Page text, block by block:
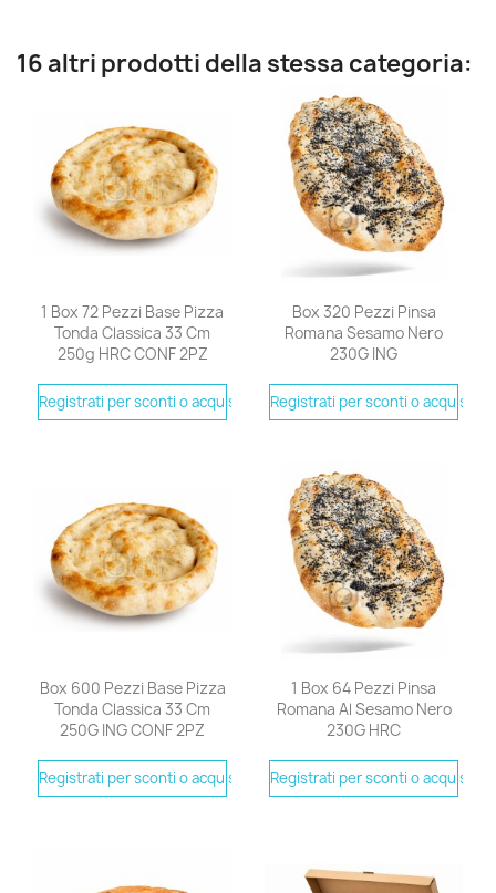
16 altri prodotti della stessa categoria:
1 Box 72 Pezzi Base Pizza
Tonda Classica 33 Cm
250g HRC CONF 2PZ
Registrati per sconti o acquistare
Box 320 Pezzi Pinsa
Romana Sesamo Nero
230G ING
Registrati per sconti o acquistare
Box 600 Pezzi Base Pizza
Tonda Classica 33 Cm
250G ING CONF 2PZ
Registrati per sconti o acquistare
1 Box 64 Pezzi Pinsa
Romana Al Sesamo Nero
230G HRC
Registrati per sconti o acquistare